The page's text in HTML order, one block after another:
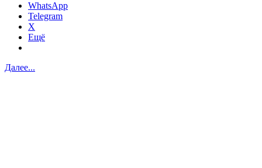
WhatsApp
Telegram
X
Ещё
Далее...